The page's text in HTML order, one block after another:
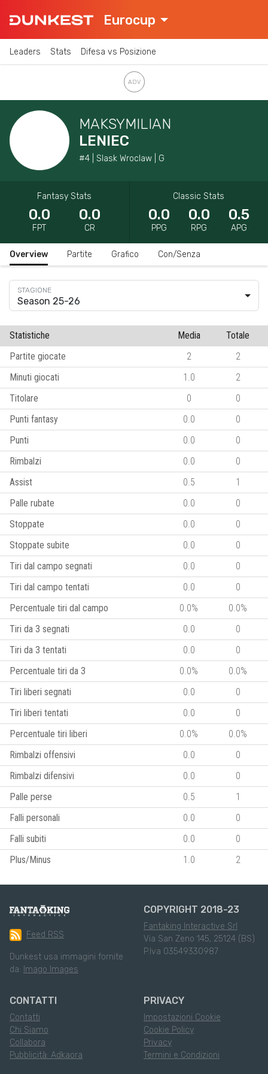
Eurocup
Leaders Stats Difesa vs Posizione
MAKSYMILIAN
LENIEC
#4 | Slask Wroclaw | G
Fantasy Stats
0.0
FPT
0.0
CR
Classic Stats
0.0
PPG
0.0
RPG
0.5
APG
Overview Partite Grafico Con/Senza
Season 25-26
Statistiche Media
Totale
Partite giocate
2
2
Minuti giocati
1.0
2
Titolare
0
0
Punti fantasy
0.0
0
Punti
0.0
0
Rimbalzi
0.0
0
Assist
0.5
1
Palle rubate
0.0
0
Stoppate
0.0
0
Stoppate subite
0.0
0
Tiri dal campo segnati
0.0
0
Tiri dal campo tentati
0.0
0
Percentuale tiri dal campo
0.0%
0.0%
Tiri da 3 segnati
0.0
0
Tiri da 3 tentati
0.0
0
Percentuale tiri da 3
0.0%
0.0%
Tiri liberi segnati
0.0
0
Tiri liberi tentati
0.0
0
Percentuale tiri liberi
0.0%
0.0%
Rimbalzi offensivi
0.0
0
Rimbalzi difensivi
0.0
0
Palle perse
0.5
1
Falli personali
0.0
0
Falli subiti
0.0
0
Plus/Minus
1.0 2
Feed RSS
Dunkest usa immagini fornite
da: Imago Images
COPYRIGHT 2018-23
Fantaking Interactive Srl
Via San Zeno 145, 25124 (BS)
P.Iva 03549330987
CONTATTI
Contatti
Chi Siamo
Collabora
Pubblicità: Adkaora
PRIVACY
Impostazioni Cookie
Cookie Policy
Privacy
Termini e Condizioni